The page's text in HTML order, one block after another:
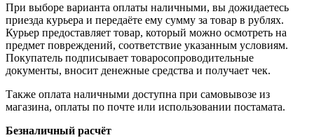
При выборе варианта оплаты наличными, вы дожидаетесь
приезда курьера и передаёте ему сумму за товар в рублях.
Курьер предоставляет товар, который можно осмотреть на
предмет повреждений, соответствие указанным условиям.
Покупатель подписывает товаросопроводительные
документы, вносит денежные средства и получает чек.
Также оплата наличными доступна при самовывозе из
магазина, оплаты по почте или использовании постамата.
Безналичный расчёт